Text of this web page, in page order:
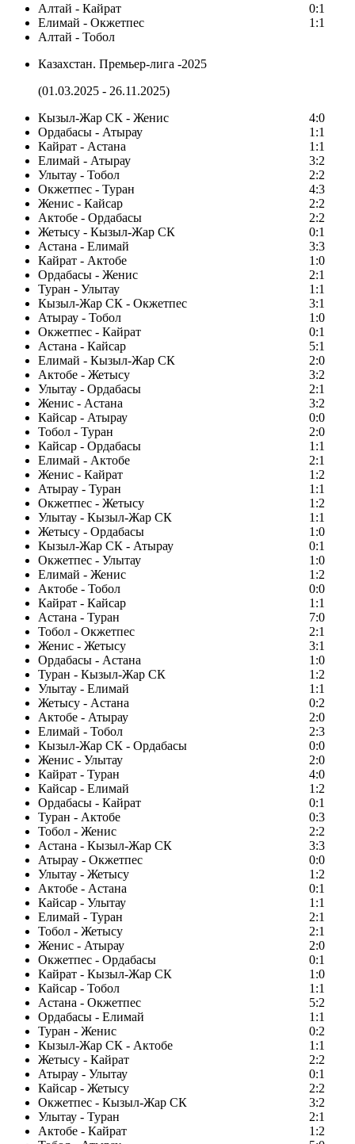
Алтай - Кайрат
0:1
Елимай - Окжетпес
1:1
Алтай - Тобол
Казахстан. Премьер-лига -2025
(01.03.2025 - 26.11.2025)
Кызыл-Жар СК - Женис
4:0
Ордабасы - Атырау
1:1
Кайрат - Астана
1:1
Елимай - Атырау
3:2
Улытау - Тобол
2:2
Окжетпес - Туран
4:3
Женис - Кайсар
2:2
Актобе - Ордабасы
2:2
Жетысу - Кызыл-Жар СК
0:1
Астана - Елимай
3:3
Кайрат - Актобе
1:0
Ордабасы - Женис
2:1
Туран - Улытау
1:1
Кызыл-Жар СК - Окжетпес
3:1
Атырау - Тобол
1:0
Окжетпес - Кайрат
0:1
Астана - Кайсар
5:1
Елимай - Кызыл-Жар СК
2:0
Актобе - Жетысу
3:2
Улытау - Ордабасы
2:1
Женис - Астана
3:2
Кайсар - Атырау
0:0
Тобол - Туран
2:0
Кайсар - Ордабасы
1:1
Елимай - Актобе
2:1
Женис - Кайрат
1:2
Атырау - Туран
1:1
Окжетпес - Жетысу
1:2
Улытау - Кызыл-Жар СК
1:1
Жетысу - Ордабасы
1:0
Кызыл-Жар СК - Атырау
0:1
Окжетпес - Улытау
1:0
Елимай - Женис
1:2
Актобе - Тобол
0:0
Кайрат - Кайсар
1:1
Астана - Туран
7:0
Тобол - Окжетпес
2:1
Женис - Жетысу
3:1
Ордабасы - Астана
1:0
Туран - Кызыл-Жар СК
1:2
Улытау - Елимай
1:1
Жетысу - Астана
0:2
Актобе - Атырау
2:0
Елимай - Тобол
2:3
Кызыл-Жар СК - Ордабасы
0:0
Женис - Улытау
2:0
Кайрат - Туран
4:0
Кайсар - Елимай
1:2
Ордабасы - Кайрат
0:1
Туран - Актобе
0:3
Тобол - Женис
2:2
Астана - Кызыл-Жар СК
3:3
Атырау - Окжетпес
0:0
Улытау - Жетысу
1:2
Актобе - Астана
0:1
Кайсар - Улытау
1:1
Елимай - Туран
2:1
Тобол - Жетысу
2:1
Женис - Атырау
2:0
Окжетпес - Ордабасы
0:1
Кайрат - Кызыл-Жар СК
1:0
Кайсар - Тобол
1:1
Астана - Окжетпес
5:2
Ордабасы - Елимай
1:1
Туран - Женис
0:2
Кызыл-Жар СК - Актобе
1:1
Жетысу - Кайрат
2:2
Атырау - Улытау
0:1
Кайсар - Жетысу
2:2
Окжетпес - Кызыл-Жар СК
3:2
Улытау - Туран
2:1
Актобе - Кайрат
1:2